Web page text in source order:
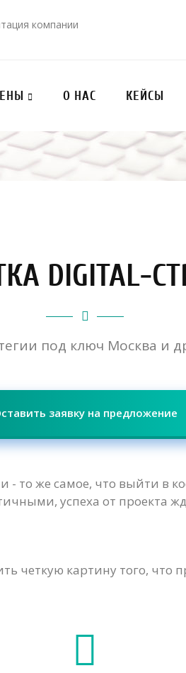
компании
О НАС КЕЙСЫ
DIGITAL-
под ключ Москва и
заявку на предложение
- то же самое, что выйти в
успеха от проекта
четкую картину того, что